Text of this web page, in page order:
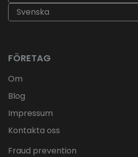
Svenska
FÖRETAG
Om
Blog
Impressum
Kontakta oss
Fraud prevention